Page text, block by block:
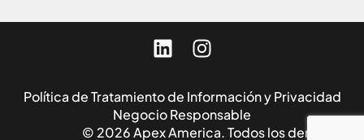
Política de Tratamiento de Información y Privacidad
Negocio Responsable
© 2026 Apex America. Todos los derechos